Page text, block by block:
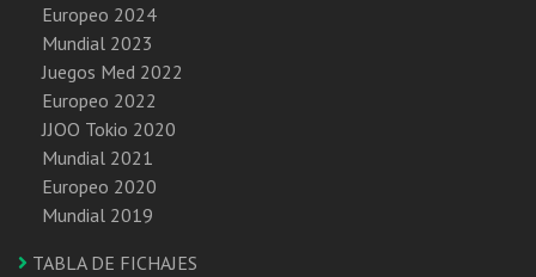
Europeo 2024
Mundial 2023
Juegos Med 2022
Europeo 2022
JJOO Tokio 2020
Mundial 2021
Europeo 2020
Mundial 2019
TABLA DE FICHAJES